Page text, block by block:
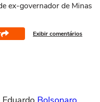
ex-governador de Minas
Exibir comentários